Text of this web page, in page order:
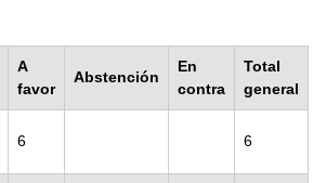
A
favor
Abstención
En
contra
Total
general
6 6